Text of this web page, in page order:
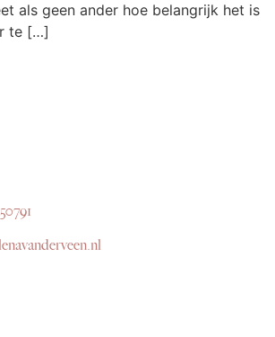
als geen ander hoe belangrijk het is
te […]